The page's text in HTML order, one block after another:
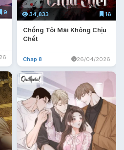
9 34,833 16
Chồng Tôi Mãi Không Chịu
Chết
Chap 8 26/04/2026